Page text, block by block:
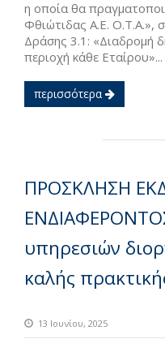
η οποία θα
Φθιώτιδας Α.Ε. Ο.Τ.Α.»,
Δράσης 3.1: «Διαδρομή
περιοχή κάθε Εταίρου»...
περισσότερα
ΠΡΟΣΚΛΗΣΗ
υπηρεσιών
καλής
13 Ιουνίου, 2025